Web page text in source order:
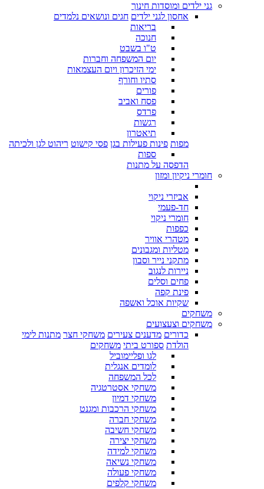
גני ילדים ומוסדות חינוך
אחסון לגני ילדים חגים ונושאים נלמדים
בריאות
חנוכה
ט"ו בשבט
יום המשפחה וחברות
ימי הזיכרון ויום העצמאות
סתיו וחורף
פורים
פסח ואביב
פרדס
רגשות
תיאטרון
מפות פינות פעילות בגן פסי קישוט ריהוט לגן ולכיתה
ספות
הדפסה על מתנות
חומרי ניקיון ומזון
אביזרי ניקוי
חד-פעמי
חומרי ניקוי
כפפות
מטהרי אוויר
מטליות ומגבונים
מתקני נייר וסבון
ניירות לנגוב
פחים וסלים
פינת קפה
שקיות אוכל ואשפה
משחקים
משחקים וצעצועים
כדורים מדענים צעירים משחקי חצר מתנות לימי
הולדת ספורט ביתי משחקים
לגו ופליימוביל
לומדים אנגלית
לכל המשפחה
משחקי אסטרטגיה
משחקי דמיון
משחקי הרכבות ומגנט
משחקי חברה
משחקי חשיבה
משחקי יצירה
משחקי למידה
משחקי נשיאה
משחקי פעולה
משחקי קלפים